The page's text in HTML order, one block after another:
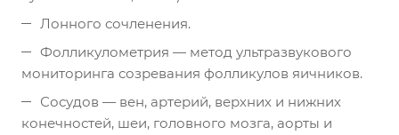
Лонного сочленения.
Фолликулометрия — метод ультразвукового
мониторинга созревания фолликулов яичников.
Сосудов — вен, артерий, верхних и нижних
конечностей, шеи, головного мозга, аорты и